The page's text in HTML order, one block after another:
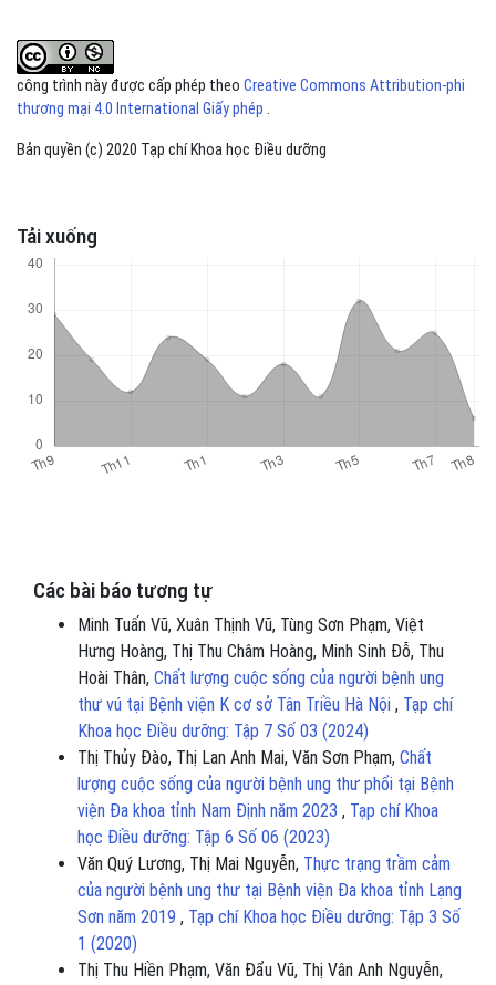
Tải xuống
công trình này được cấp phép theo Creative Commons Attribution-phi
thương mại 4.0 International Giấy phép .
Bản quyền (c) 2020 Tạp chí Khoa học Điều dưỡng
Các bài báo tương tự
Minh Tuấn Vũ, Xuân Thịnh Vũ, Tùng Sơn Phạm, Việt
Hưng Hoàng, Thị Thu Châm Hoàng, Minh Sinh Đỗ, Thu
Hoài Thân, Chất lượng cuộc sống của người bệnh ung
thư vú tại Bệnh viện K cơ sở Tân Triều Hà Nội , Tạp chí
Khoa học Điều dưỡng: Tập 7 Số 03 (2024)
Thị Thủy Đào, Thị Lan Anh Mai, Văn Sơn Phạm, Chất
lượng cuộc sống của người bệnh ung thư phổi tại Bệnh
viện Đa khoa tỉnh Nam Định năm 2023 , Tạp chí Khoa
học Điều dưỡng: Tập 6 Số 06 (2023)
Văn Quý Lương, Thị Mai Nguyễn, Thực trạng trầm cảm
của người bệnh ung thư tại Bệnh viện Đa khoa tỉnh Lạng
Sơn năm 2019 , Tạp chí Khoa học Điều dưỡng: Tập 3 Số
1 (2020)
Thị Thu Hiền Phạm, Văn Đẩu Vũ, Thị Vân Anh Nguyễn,